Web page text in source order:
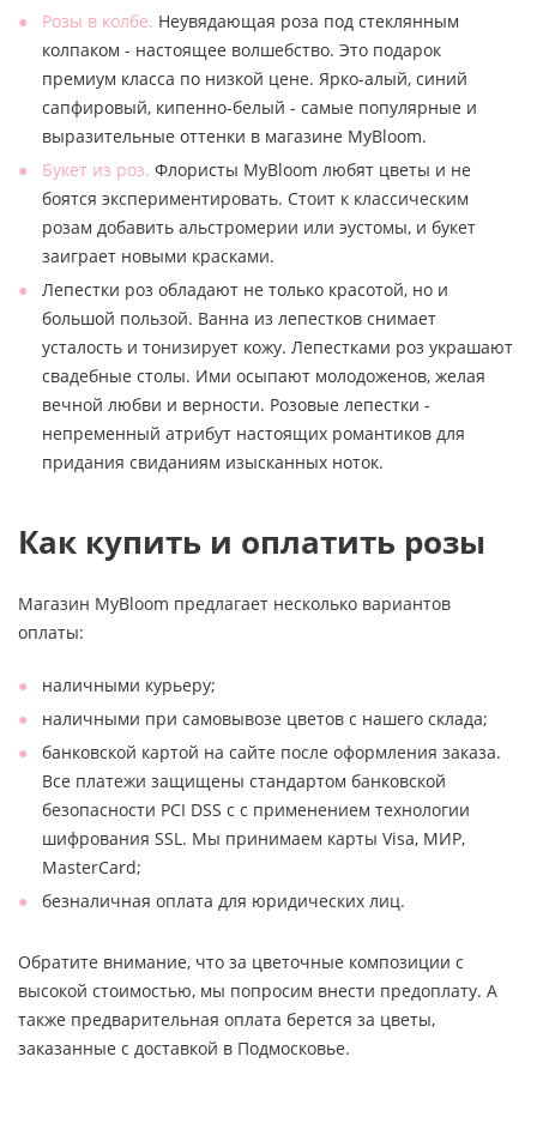
Розы в колбе. Неувядающая роза под стеклянным
колпаком - настоящее волшебство. Это подарок
премиум класса по низкой цене. Ярко-алый, синий
сапфировый, кипенно-белый - самые популярные и
выразительные оттенки в магазине MyBloom.
Букет из роз. Флористы MyBloom любят цветы и не
боятся экспериментировать. Стоит к классическим
розам добавить альстромерии или эустомы, и букет
заиграет новыми красками.
Лепестки роз обладают не только красотой, но и
большой пользой. Ванна из лепестков снимает
усталость и тонизирует кожу. Лепестками роз украшают
свадебные столы. Ими осыпают молодоженов, желая
вечной любви и верности. Розовые лепестки -
непременный атрибут настоящих романтиков для
придания свиданиям изысканных ноток.
Как купить и оплатить розы
Магазин MyBloom предлагает несколько вариантов
оплаты:
наличными курьеру;
наличными при самовывозе цветов с нашего склада;
банковской картой на сайте после оформления заказа.
Все платежи защищены стандартом банковской
безопасности PCI DSS с с применением технологии
шифрования SSL. Мы принимаем карты Visa, МИР,
MasterCard;
безналичная оплата для юридических лиц.
Обратите внимание, что за цветочные композиции с
высокой стоимостью, мы попросим внести предоплату. А
также предварительная оплата берется за цветы,
заказанные с доставкой в Подмосковье.